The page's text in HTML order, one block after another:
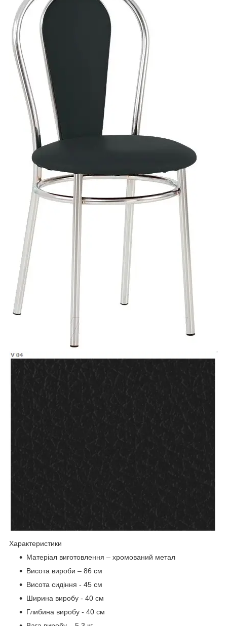
Характеристики
Матеріал виготовлення – хромований метал
Висота вироби – 86 см
Висота сидіння - 45 см
Ширина виробу - 40 см
Глибина виробу - 40 см